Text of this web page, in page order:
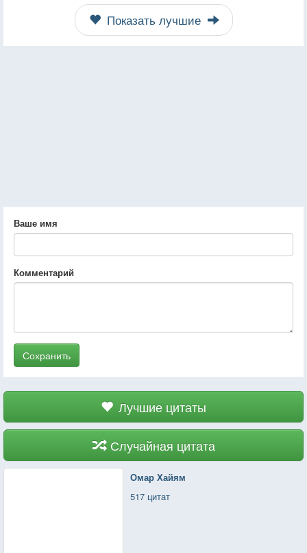
Показать лучшие
Ваше имя
Комментарий
Сохранить
Лучшие цитаты
Случайная цитата
Омар Хайям
517 цитат